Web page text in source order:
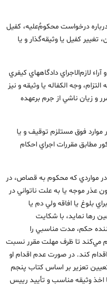
درباره درخواست محكومٌ‌عليه، كفيل
تغيير كفيل يا وثيقه‌گذار و يا
و آراء لازم‌الاجراي دادگاههاي كيفري
وجه الكفاله يا وثيقه و نيز
و زيان ناشي از جرم برعهده
موارد فوق مستلزم توقيف و يا
مطابق مقررات اجراي احكام
مجازات اسلامي قرار ماده 429) در مواردي كه محكوم به قصاص، در
موجه يا به علت ناتواني در
بلوغ يا افاقه ولي دم يا
رها نمايد، با شكايت
حكم‌، مدت مناسبي را
تا ظرف مهلت مقرر نسبت
کند. در صورت عدم اقدام او
تعزير بر اساس كتاب پنجم
وثيقه مناسب و تأييد رييس